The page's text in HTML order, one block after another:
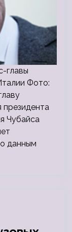
главы
Фото:
президента
Чубайса
данным